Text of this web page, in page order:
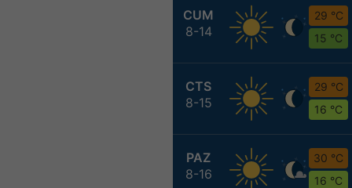
CUM
8-14
29 °C
15 °C
CTS
8-15
29 °C
16 °C
PAZ
8-16
30 °C
16 °C